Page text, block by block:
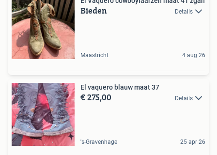
Bieden Details
Maastricht 4 aug 26
El vaquero blauw maat 37
€ 275,00 Details
's-Gravenhage 25 apr 26